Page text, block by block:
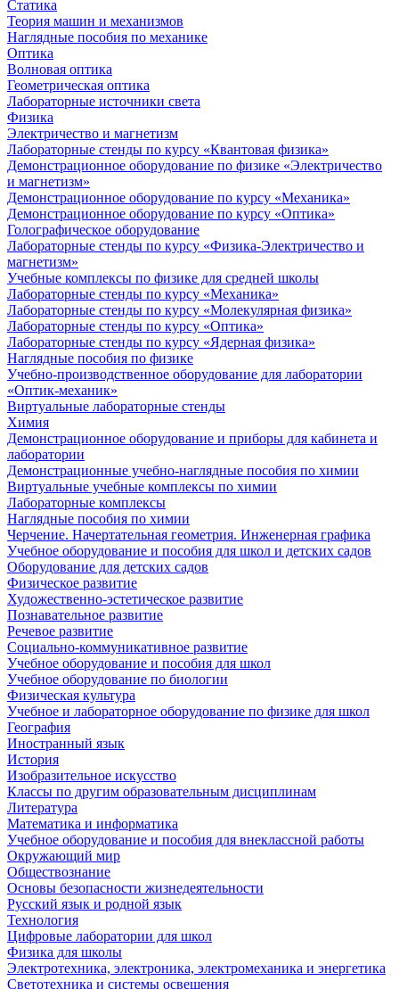
Статика
Теория машин и механизмов
Наглядные пособия по механике
Оптика
Волновая оптика
Геометрическая оптика
Лабораторные источники света
Физика
Электричество и магнетизм
Лабораторные стенды по курсу «Квантовая физика»
Демонстрационное оборудование по физике «Электричество
и магнетизм»
Демонстрационное оборудование по курсу «Механика»
Демонстрационное оборудование по курсу «Оптика»
Голографическое оборудование
Лабораторные стенды по курсу «Физика-Электричество и
магнетизм»
Учебные комплексы по физике для средней школы
Лабораторные стенды по курсу «Механика»
Лабораторные стенды по курсу «Молекулярная физика»
Лабораторные стенды по курсу «Оптика»
Лабораторные стенды по курсу «Ядерная физика»
Наглядные пособия по физике
Учебно-производственное оборудование для лаборатории
«Оптик-механик»
Виртуальные лабораторные стенды
Химия
Демонстрационное оборудование и приборы для кабинета и
лаборатории
Демонстрационные учебно-наглядные пособия по химии
Виртуальные учебные комплексы по химии
Лабораторные комплексы
Наглядные пособия по химии
Черчение. Начертательная геометрия. Инженерная графика
Учебное оборудование и пособия для школ и детских садов
Оборудование для детских садов
Физическое развитие
Художественно-эстетическое развитие
Познавательное развитие
Речевое развитие
Социально-коммуникативное развитие
Учебное оборудование и пособия для школ
Учебное оборудование по биологии
Физическая культура
Учебное и лабораторное оборудование по физике для школ
География
Иностранный язык
История
Изобразительное искусство
Классы по другим образовательным дисциплинам
Литература
Математика и информатика
Учебное оборудование и пособия для внеклассной работы
Окружающий мир
Обществознание
Основы безопасности жизнедеятельности
Русский язык и родной язык
Технология
Цифровые лаборатории для школ
Физика для школы
Электротехника, электроника, электромеханика и энергетика
Светотехника и системы освещения